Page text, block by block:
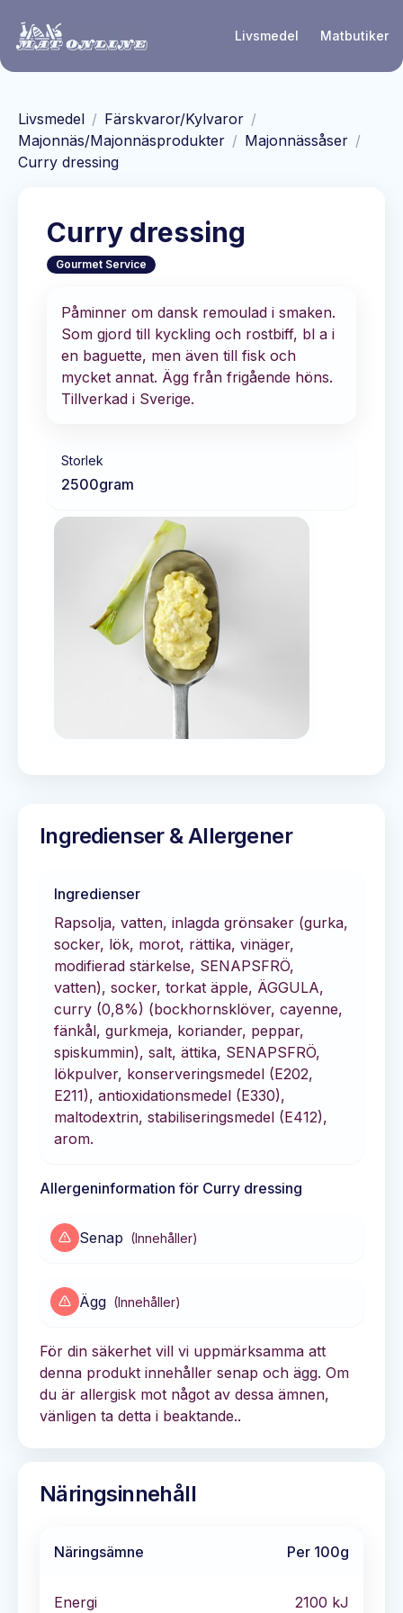
Livsmedel Matbutiker
Livsmedel / Färskvaror/Kylvaror /
Majonnäs/Majonnäsprodukter / Majonnässåser /
Curry dressing
Curry dressing
Gourmet Service
Påminner om dansk remoulad i smaken.
Som gjord till kyckling och rostbiff, bl a i
en baguette, men även till fisk och
mycket annat. Ägg från frigående höns.
Tillverkad i Sverige.
Storlek
2500gram
Ingredienser & Allergener
Ingredienser
Rapsolja, vatten, inlagda grönsaker (gurka,
socker, lök, morot, rättika, vinäger,
modifierad stärkelse, SENAPSFRÖ,
vatten), socker, torkat äpple, ÄGGULA,
curry (0,8%) (bockhornsklöver, cayenne,
fänkål, gurkmeja, koriander, peppar,
spiskummin), salt, ättika, SENAPSFRÖ,
lökpulver, konserveringsmedel (E202,
E211), antioxidationsmedel (E330),
maltodextrin, stabiliseringsmedel (E412),
arom.
Allergeninformation för Curry dressing
Senap (Innehåller)
Ägg (Innehåller)
För din säkerhet vill vi uppmärksamma att
denna produkt innehåller senap och ägg. Om
du är allergisk mot något av dessa ämnen,
vänligen ta detta i beaktande..
Näringsinnehåll
Näringsämne Per 100g
Energi 2100 kJ